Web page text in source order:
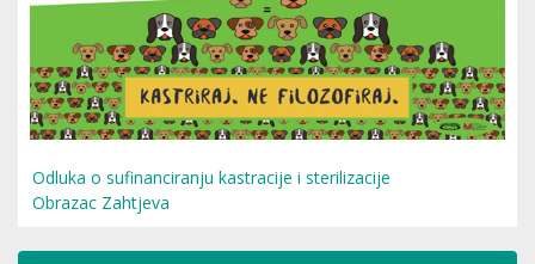
Odluka o sufinanciranju kastracije i sterilizacije
Obrazac Zahtjeva